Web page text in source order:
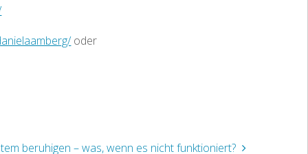
oder
beruhigen – was, wenn es nicht funktioniert?